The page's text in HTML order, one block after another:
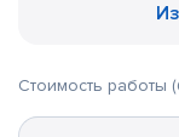
Стоимость работы